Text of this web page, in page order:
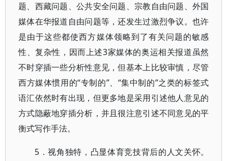
题、西藏问题、公共安全问题、宗教自由问题、外国
媒体在华报道自由问题等，还发生过激烈争议。也许
是由于这些都使西方媒体领略到了有关问题的敏感
性、复杂性，因而上述3家媒体的奥运相关报道虽然
不时穿插一些分析性意见，但基本上比较审慎，尽管
西方媒体惯用的“专制的”、“集中制的”之类的标签式
语汇依然时有出现，但更多地是采用引述他人意见的
方式隐蔽地穿插分析，并且很注意引述不同意见的平
衡式写作手法。
5．视角独特，凸显体育竞技背后的人文关怀。